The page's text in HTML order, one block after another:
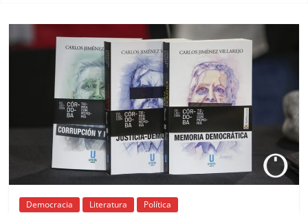
Democracia Literatura Política